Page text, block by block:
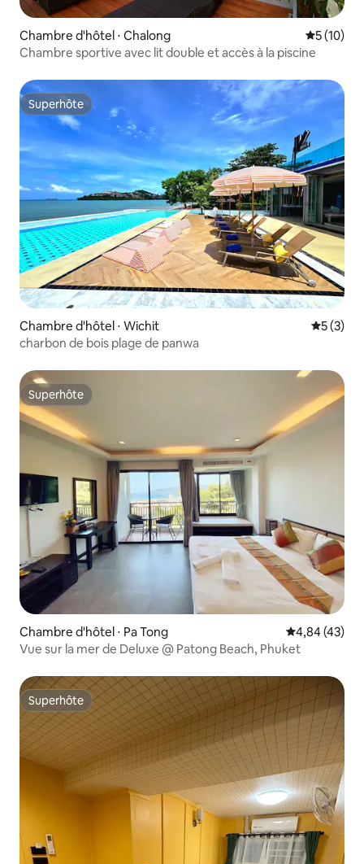
Chambre d'hôtel ⋅ Chalong
5 (10)
Chambre sportive avec lit double et accès à la piscine
Superhôte
Superhôte
Chambre d'hôtel ⋅ Wichit
5 (3)
charbon de bois plage de panwa
Superhôte
Superhôte
Chambre d'hôtel ⋅ Pa Tong Évaluation
4,84 (43)
Vue sur la mer de Deluxe @ Patong Beach, Phuket
Superhôte
Superhôte